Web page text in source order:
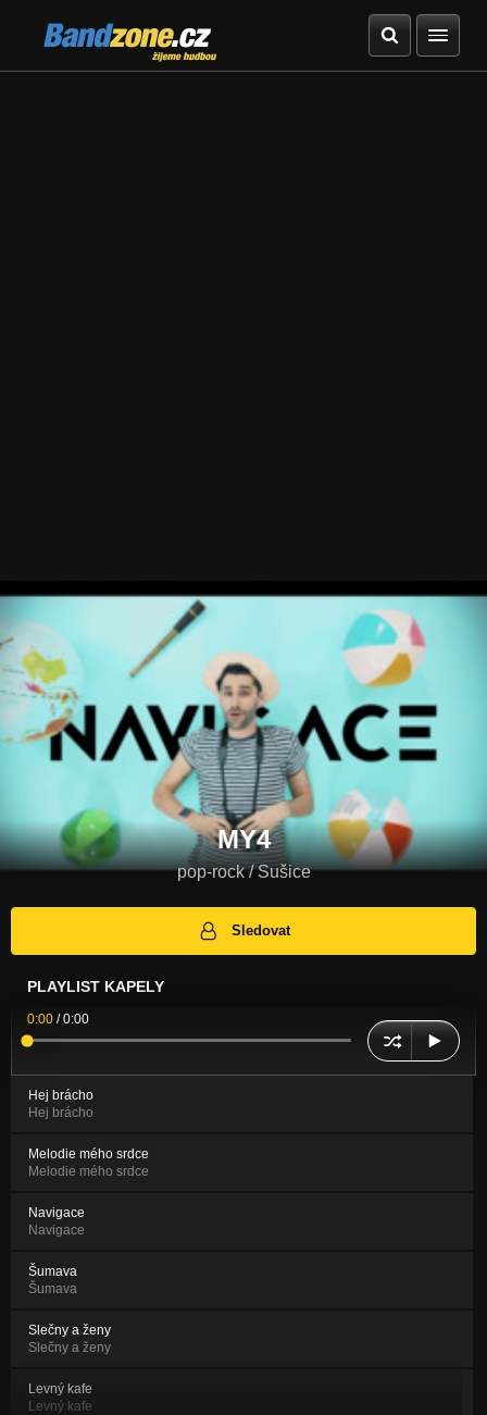
Bandzone.cz
žijeme hudbou
MY4
pop-rock / Sušice
Sledovat
PLAYLIST KAPELY
0:00 /0:00
Hej brácho
Hej brácho
Melodie mého srdce
Melodie mého srdce
Navigace
Navigace
Šumava
Šumava
Slečny a ženy
Slečny a ženy
Levný kafe
Levný kafe